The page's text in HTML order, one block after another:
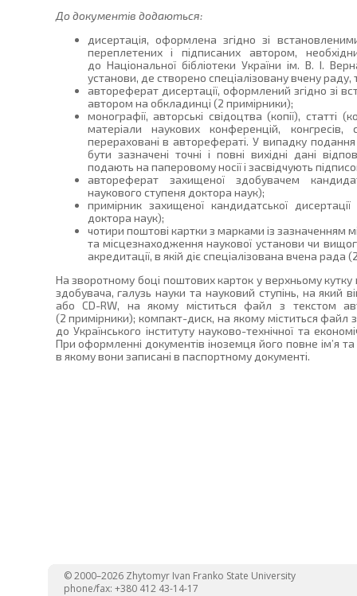
До документів додаються:
дисертація, оформлена згідно зі
переплетених і підписаних автором,
до Національної бібліотеки України ім. В. І.
установи, де створено спеціалізовану вчену
автореферат дисертації, оформлений згідно зі
автором на обкладинці (2 примірники);
монографії, авторські свідоцтва (копії), статті
матеріали наукових конференцій, конгресів,
перераховані в авторефераті. У випадку
бути зазначені точні і повні вихідні дані
подають на паперовому носії і засвідчують
автореферат захищеної здобувачем
наукового ступеня доктора наук);
примірник захищеної кандидатської
доктора наук);
чотири поштові картки з марками із зазначенням
та місцезнаходження наукової установи чи
акредитації, в якій діє спеціалізована вчена рада
На зворотному боці поштових карток у верхньому кутку
здобувача, галузь науки та науковий ступінь, на який
або CD-RW, на якому міститься файл з текстом
(2 примірники); компакт-диск, на якому міститься файл
до Українського інституту науково-технічної та
При оформленні документів іноземця його повне ім’я
в якому вони записані в паспортному документі.
© 2000–2026 Zhytomyr Ivan Franko State University
phone/fax: +380 412 43-14-17